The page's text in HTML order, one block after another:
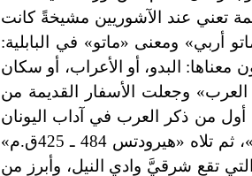
تعني عند الآشوريين مشيخةً كانت
أربي» ومعنى «ماتو» في البابلية:
البدو، أو الأعراب، أو سكان
وجعلت الأسفار القديمة من
أول من ذكر العرب في آداب اليونان
فهو «أسكيلوس 525 ـ 456ق.م» وذلك في حديثه عن ضابطٍ عربيٍّ في جيش «إحشويرش»، ثم تلاه «هيرودتس 484 ـ 425ق.م»
تقع شرقيَّ وادي النيل، وأبرز من